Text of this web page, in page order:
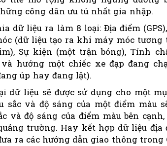
công dân ưu tú nhất gia nhập.
dữ liệu ra làm 8 loại: Địa điểm
(dữ liệu tạo ra khi máy móc tương
Sự kiện (một trận bóng), Tính
và hướng một chiếc xe đạp đang
úp hay đang lật).
dữ liệu sẽ được sử dụng cho một
sắc và độ sáng của một điểm màu
và độ sáng của điểm màu bên
trường. Hay kết hợp dữ liệu địa
ra các hướng dẫn giao thông trong